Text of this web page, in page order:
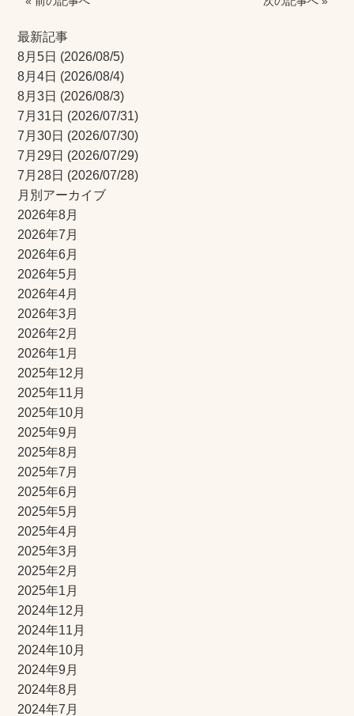
最新記事
8月5日 (2026/08/5)
8月4日 (2026/08/4)
8月3日 (2026/08/3)
7月31日 (2026/07/31)
7月30日 (2026/07/30)
7月29日 (2026/07/29)
7月28日 (2026/07/28)
月別アーカイブ
2026年8月
2026年7月
2026年6月
2026年5月
2026年4月
2026年3月
2026年2月
2026年1月
2025年12月
2025年11月
2025年10月
2025年9月
2025年8月
2025年7月
2025年6月
2025年5月
2025年4月
2025年3月
2025年2月
2025年1月
2024年12月
2024年11月
2024年10月
2024年9月
2024年8月
2024年7月